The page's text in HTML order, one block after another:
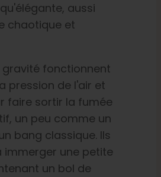
aussi
chaotique et
gravité fonctionnent
pression de l'air et
faire sortir la fumée
un peu comme un
bang classique. Ils
immerger une petite
un bol de